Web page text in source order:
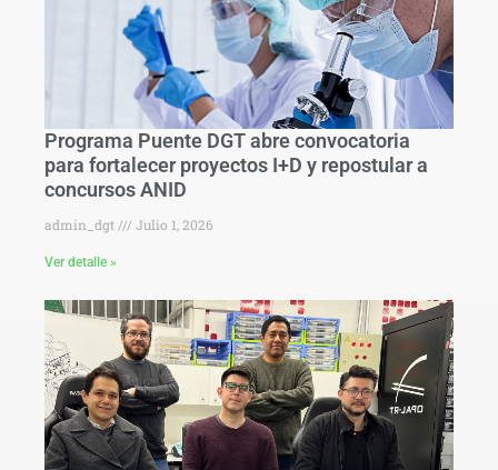
Programa Puente DGT abre convocatoria
para fortalecer proyectos I+D y repostular a
concursos ANID
admin_dgt Julio 1, 2026
Ver detalle »